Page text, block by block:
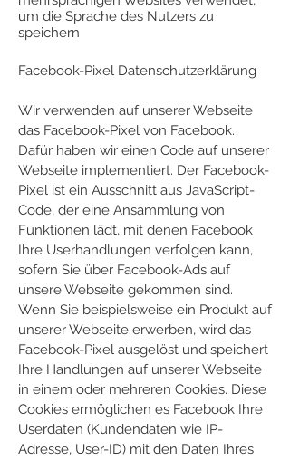
um die Sprache des Nutzers zu
speichern
Facebook-Pixel Datenschutzerklärung
Wir verwenden auf unserer Webseite
das Facebook-Pixel von Facebook.
Dafür haben wir einen Code auf unserer
Webseite implementiert. Der Facebook-
Pixel ist ein Ausschnitt aus JavaScript-
Code, der eine Ansammlung von
Funktionen lädt, mit denen Facebook
Ihre Userhandlungen verfolgen kann,
sofern Sie über Facebook-Ads auf
unsere Webseite gekommen sind.
Wenn Sie beispielsweise ein Produkt auf
unserer Webseite erwerben, wird das
Facebook-Pixel ausgelöst und speichert
Ihre Handlungen auf unserer Webseite
in einem oder mehreren Cookies. Diese
Cookies ermöglichen es Facebook Ihre
Userdaten (Kundendaten wie IP-
Adresse, User-ID) mit den Daten Ihres